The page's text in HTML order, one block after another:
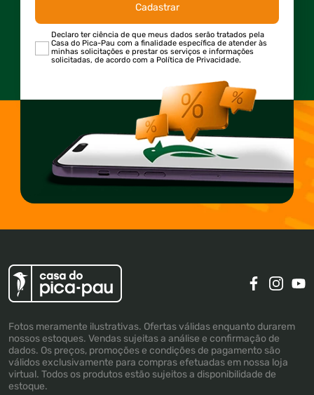
Cadastrar
Declaro ter ciência de que meus dados serão tratados pela
Casa do Pica-Pau com a finalidade específica de atender às
minhas solicitações e prestar os serviços e informações
solicitadas, de acordo com a Política de Privacidade.
Fotos meramente ilustrativas. Ofertas válidas enquanto durarem
nossos estoques. Vendas sujeitas a análise e confirmação de
dados. Os preços, promoções e condições de pagamento são
válidos exclusivamente para compras efetuadas em nossa loja
virtual. Todos os produtos estão sujeitos a disponibilidade de
estoque.